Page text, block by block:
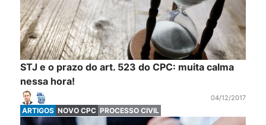
STJ e o prazo do art. 523 do CPC: muita calma
nessa hora!
04/12/2017
ARTIGOS NOVO CPC PROCESSO CIVIL